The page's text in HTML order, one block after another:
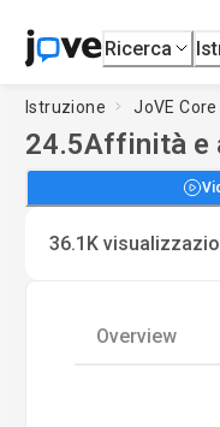
Ricerca
Istruzione JoVE Core
24.5Affinità e
36.1K
Overview